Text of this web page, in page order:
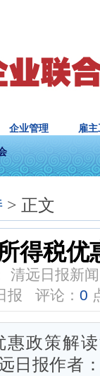
企业管理 雇
> 正文
得税优
远日报新
报 评论： 0
惠政策解
远日报作